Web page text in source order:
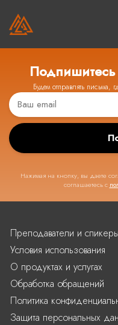
Будем отправлять письма,
Нажимая на кнопку, вы даете
соглашаетесь с
Преподаватели и спикеры
Условия использования
О продуктах и услугах
Обработка обращений
Политика
Защита персональных